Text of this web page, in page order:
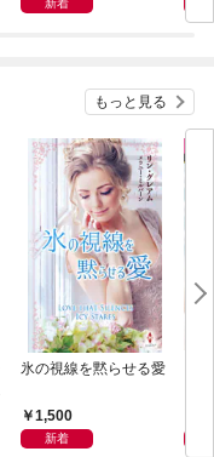
もっと見る
氷の視線を黙らせる愛
1,500
新着